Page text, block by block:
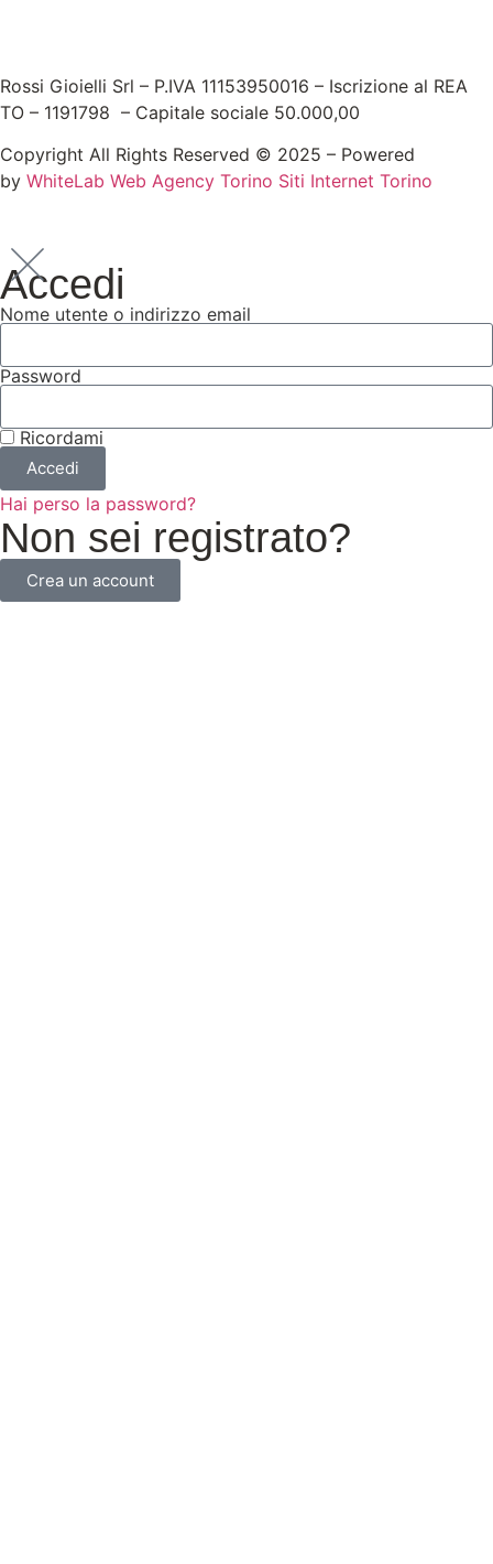
Rossi Gioielli Srl – P.IVA 11153950016 – Iscrizione al REA
TO – 1191798 – Capitale sociale 50.000,00
Copyright All Rights Reserved © 2025 – Powered
by WhiteLab Web Agency Torino Siti Internet Torino
Accedi
Nome utente o indirizzo email
Password
Ricordami
Accedi
Hai perso la password?
Non sei registrato?
Crea un account